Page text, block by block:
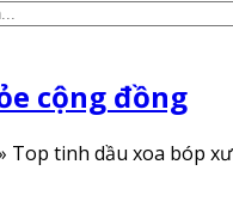
cộng đồng
Top tinh dầu xoa bóp